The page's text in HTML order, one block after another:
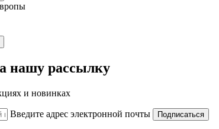
нашу рассылку
и новинках
Введите адрес электронной почты Подписаться